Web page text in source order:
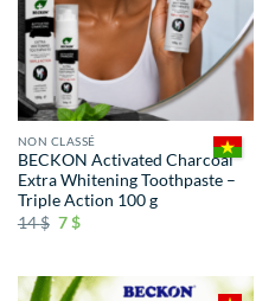
NON CLASSÉ
BECKON Activated Charcoal
Extra Whitening Toothpaste –
Triple Action 100 g
14$ 7$